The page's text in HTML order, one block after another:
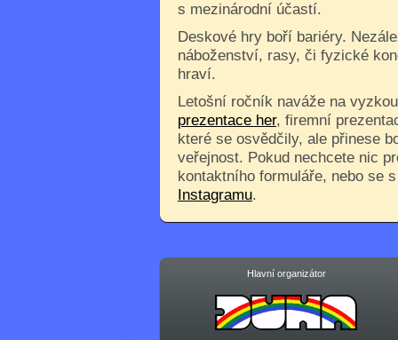
s mezinárodní účastí.
Deskové hry boří bariéry.
náboženství, rasy, či fyzické
hraví.
Letošní ročník naváže na
prezentace her, firemní
které se osvědčily, ale přinese
veřejnost. Pokud nechcete nic
kontaktního formuláře, nebo se
Instagramu.
Hlavní organizátor